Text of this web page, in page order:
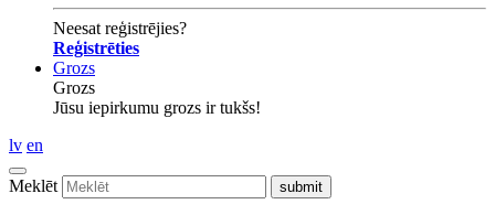
Neesat reģistrējies?
Reģistrēties
Grozs
Grozs
Jūsu iepirkumu grozs ir tukšs!
lv en
Meklēt